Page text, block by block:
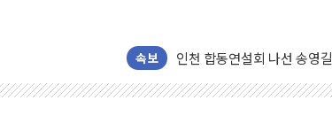
속보
[종합] 김민석, 정청래에
김민석, 2주차 제주·인천 경
인사하는 김민석 당대표 후보